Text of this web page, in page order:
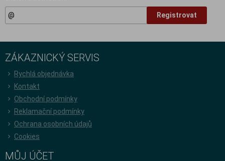
Registrovat
ZÁKAZNICKÝ SERVIS
Rychlá objednávka
Kontakt
Obchodní podmínky
Reklamační podmínky
Ochrana osobních údajů
Cookies
MŮJ ÚČET